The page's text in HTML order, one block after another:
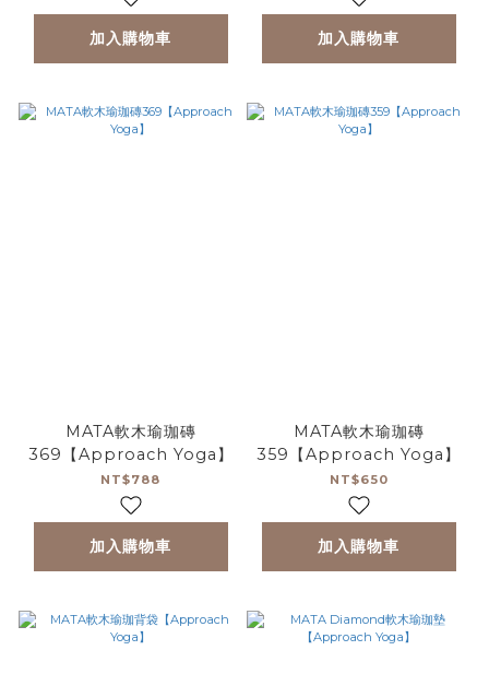
加入購物車 加入購物車
MATA軟木瑜珈磚
369【Approach Yoga】
NT$788
加入購物車
MATA軟木瑜珈磚
359【Approach Yoga】
NT$650
加入購物車